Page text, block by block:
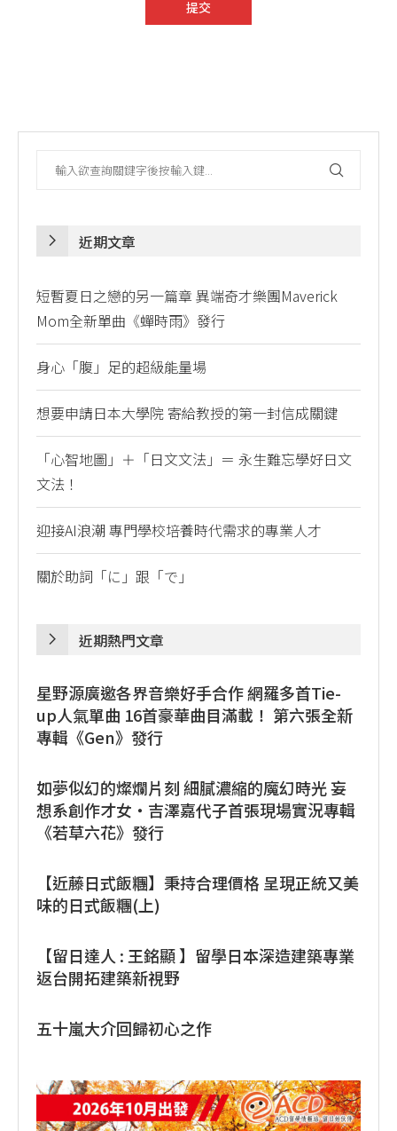
近期文章
短暫夏日之戀的另一篇章 異端奇才樂團Maverick
Mom全新單曲《蟬時雨》發行
身心「腹」足的超級能量場
想要申請日本大學院 寄給教授的第一封信成關鍵
「心智地圖」＋「日文文法」＝ 永生難忘學好日文
文法！
迎接AI浪潮 專門學校培養時代需求的專業人才
關於助詞「に」跟「で」
近期熱門文章
星野源廣邀各界音樂好手合作 網羅多首Tie-
up人氣單曲 16首豪華曲目滿載！ 第六張全新
專輯《Gen》發行
如夢似幻的燦爛片刻 細膩濃縮的魔幻時光 妄
想系創作才女・吉澤嘉代子首張現場實況專輯
《若草六花》發行
【近藤日式飯糰】秉持合理價格 呈現正統又美
味的日式飯糰(上)
【留日達人 : 王銘顯 】留學日本深造建築專業
返台開拓建築新視野
五十嵐大介回歸初心之作